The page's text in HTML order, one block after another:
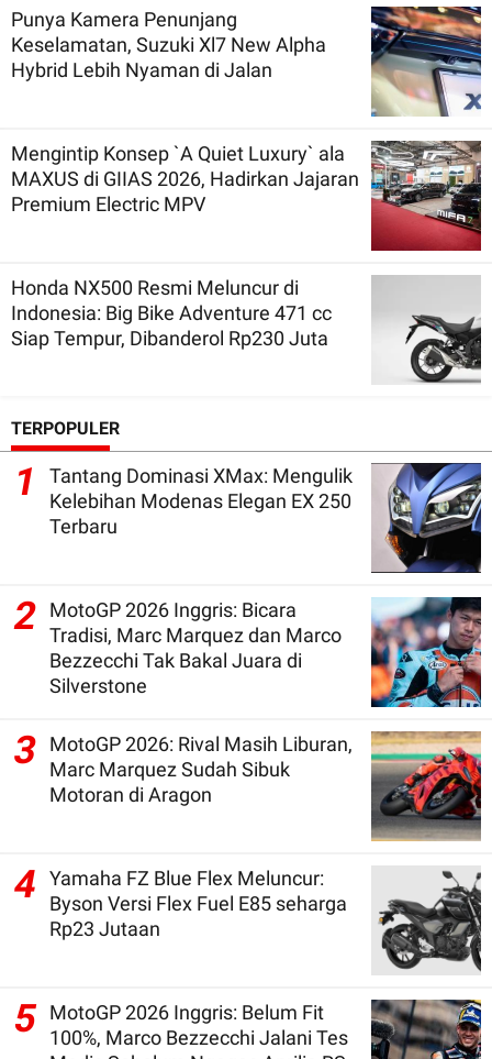
Punya Kamera Penunjang
Keselamatan, Suzuki Xl7 New Alpha
Hybrid Lebih Nyaman di Jalan
Mengintip Konsep `A Quiet Luxury` ala
MAXUS di GIIAS 2026, Hadirkan Jajaran
Premium Electric MPV
Honda NX500 Resmi Meluncur di
Indonesia: Big Bike Adventure 471 cc
Siap Tempur, Dibanderol Rp230 Juta
TERPOPULER
1
Tantang Dominasi XMax: Mengulik
Kelebihan Modenas Elegan EX 250
Terbaru
2
MotoGP 2026 Inggris: Bicara
Tradisi, Marc Marquez dan Marco
Bezzecchi Tak Bakal Juara di
Silverstone
3
MotoGP 2026: Rival Masih Liburan,
Marc Marquez Sudah Sibuk
Motoran di Aragon
4
Yamaha FZ Blue Flex Meluncur:
Byson Versi Flex Fuel E85 seharga
Rp23 Jutaan
5 MotoGP 2026 Inggris: Belum Fit
100%, Marco Bezzecchi Jalani Tes